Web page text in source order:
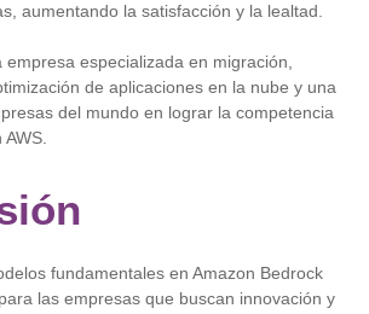
aumentando la satisfacción y la lealtad.
especializada en migración,
de aplicaciones en la nube y una
del mundo en lograr la competencia
fundamentales en Amazon Bedrock
las empresas que buscan innovación y